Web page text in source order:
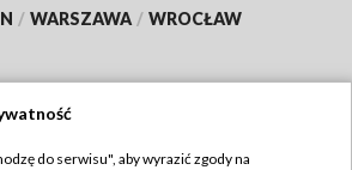
/ WARSZAWA / WROCŁAW
do serwisu", aby wyrazić zgody na